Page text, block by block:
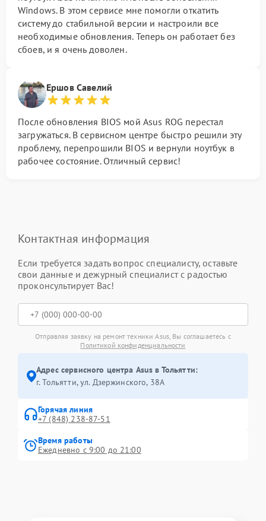
Windows. В этом сервисе мне помогли откатить
систему до стабильной версии и настроили все
необходимые обновления. Теперь он работает без
сбоев, и я очень доволен.
Ершов Савелий
После обновления BIOS мой Asus ROG перестал
загружаться. В сервисном центре быстро решили эту
проблему, перепрошили BIOS и вернули ноутбук в
рабочее состояние. Отличный сервис!
Контактная информация
Если требуется задать вопрос специалисту, оставьте
свои данные и дежурный специалист с радостью
проконсультирует Вас!
Отправляя заявку на ремонт техники Asus, Вы соглашаетесь с
Политикой конфиденциальности
Адрес сервисного центра Asus в Тольятти:
г. Тольятти, ул. Дзержинского, 38А
Горячая линия
+7 (848) 238-87-51
Время работы
Ежедневно с 9:00 до 21:00